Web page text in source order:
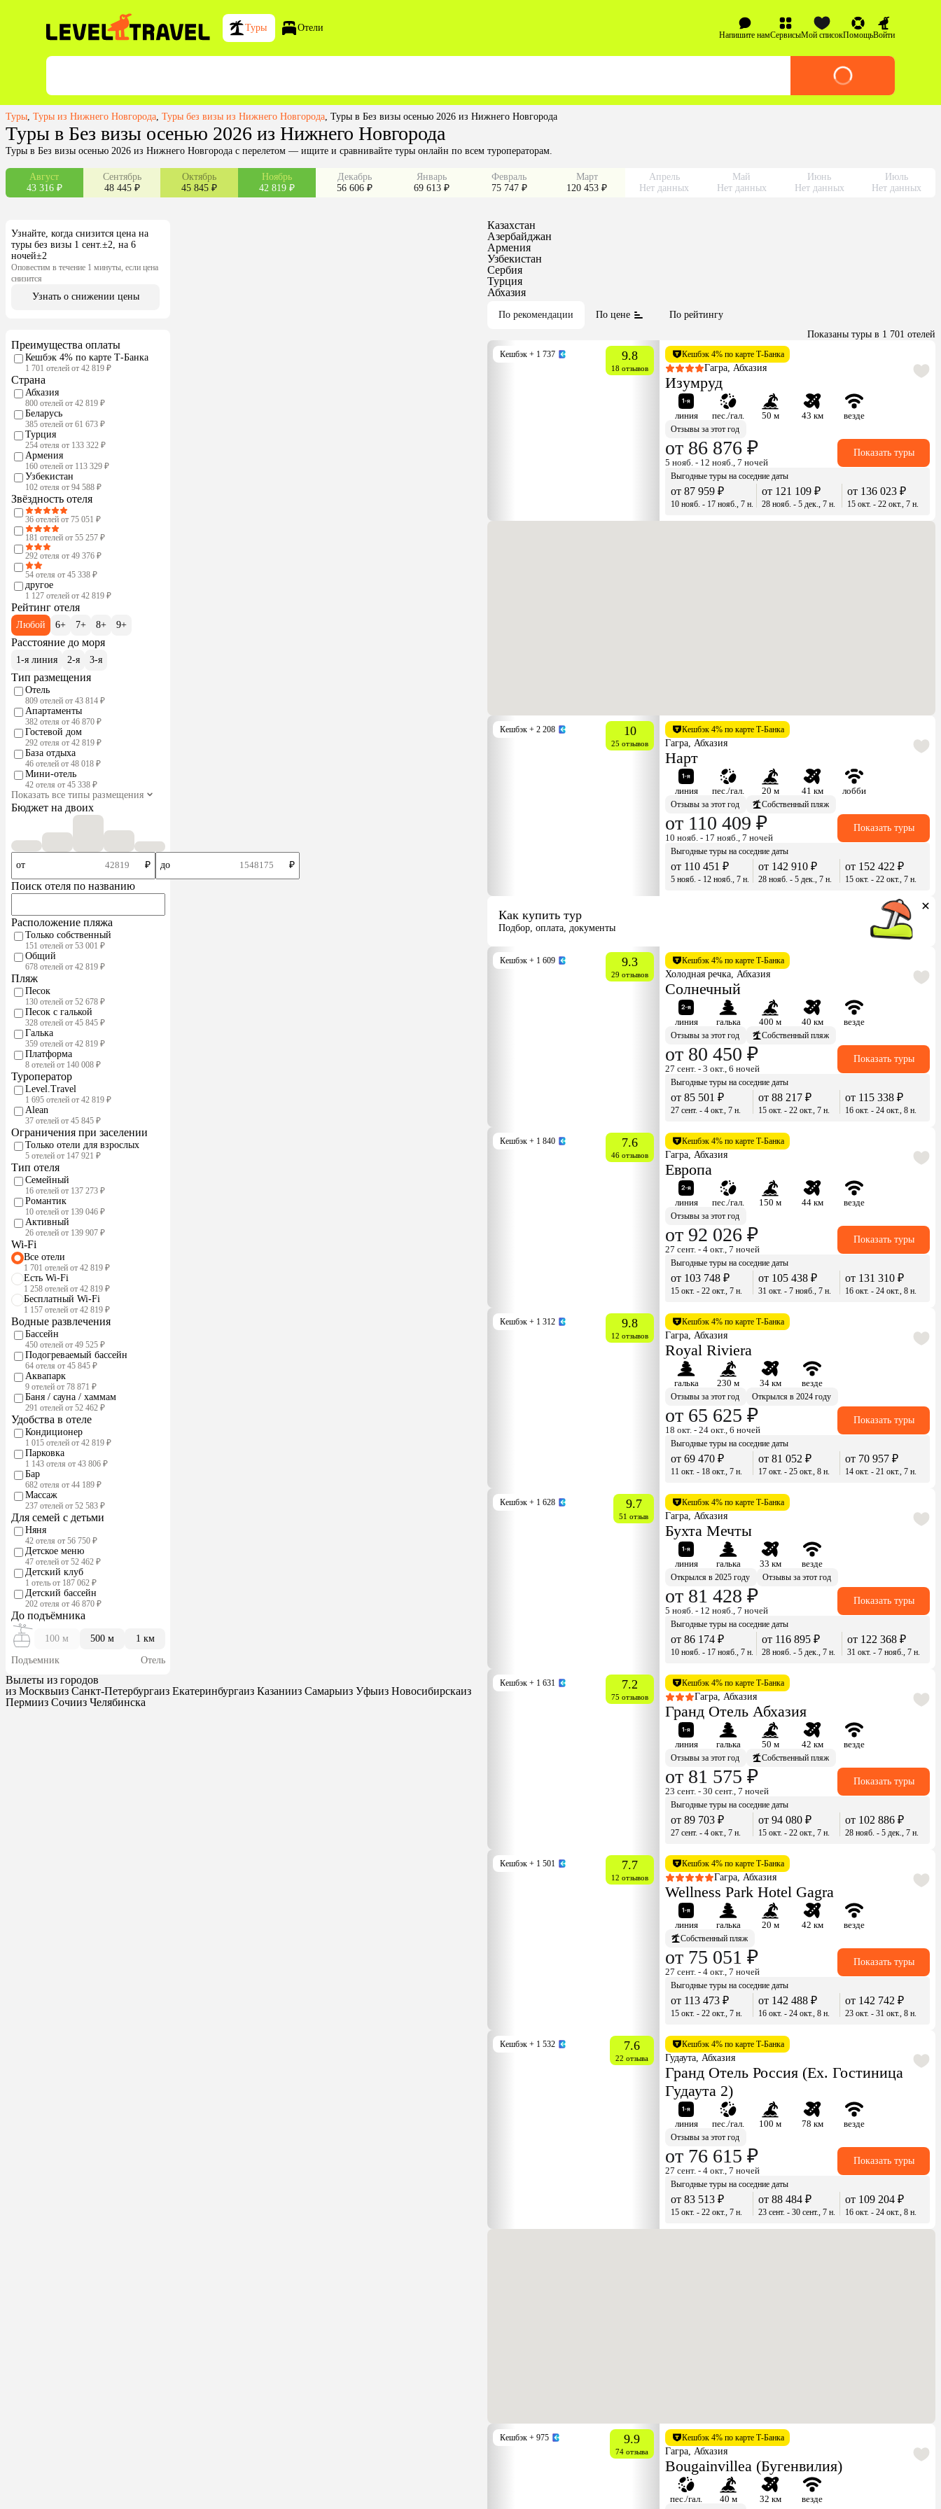
Туры Отели
Напишите намСервисыМой списокПомощьВойти
Туры Туры из Нижнего Новгорода Туры без визы из Нижнего Новгорода Туры в Без визы осенью 2026 из Нижнего Новгорода
Туры в Без визы осенью 2026 из Нижнего Новгорода
Туры в Без визы осенью 2026 из Нижнего Новгорода с перелетом — ищите и сравнивайте туры онлайн по всем туроператорам.
Август
43 316 ₽
Сентябрь
48 445 ₽
Октябрь
45 845 ₽
Ноябрь
42 819 ₽
Декабрь
56 606 ₽
Январь
69 613 ₽
Февраль
75 747 ₽
Март
120 453 ₽
Апрель
Нет данных
Май
Нет данных
Июнь
Нет данных
Июль
Нет данных
Узнайте, когда снизится цена на
туры без визы 1 сент.±2, на 6
ночей±2
Оповестим в течение 1 минуты, если цена
снизится
Узнать о снижении цены
Преимущества оплаты
Кешбэк 4% по карте Т-Банка
1 701 отелей от 42 819 ₽
Страна
Абхазия
800 отелей от 42 819 ₽
Беларусь
385 отелей от 61 673 ₽
Турция
254 отеля от 133 322 ₽
Армения
160 отелей от 113 329 ₽
Узбекистан
102 отеля от 94 588 ₽
Звёздность отеля
36 отелей от 75 051 ₽
181 отелей от 55 257 ₽
292 отеля от 49 376 ₽
54 отеля от 45 338 ₽
другое
1 127 отелей от 42 819 ₽
Рейтинг отеля
Любой 6+ 7+ 8+ 9+
Расстояние до моря
1-я линия 2-я 3-я
Тип размещения
Отель
809 отелей от 43 814 ₽
Апартаменты
382 отеля от 46 870 ₽
Гостевой дом
292 отеля от 42 819 ₽
База отдыха
46 отелей от 48 018 ₽
Мини-отель
42 отеля от 45 338 ₽
Показать все типы размещения
Бюджет на двоих
от ₽ до ₽
Поиск отеля по названию
Расположение пляжа
Только собственный
151 отелей от 53 001 ₽
Общий
678 отелей от 42 819 ₽
Пляж
Песок
130 отелей от 52 678 ₽
Песок с галькой
328 отелей от 45 845 ₽
Галька
359 отелей от 42 819 ₽
Платформа
8 отелей от 140 008 ₽
Туроператор
Level.Travel
1 695 отелей от 42 819 ₽
Alean
37 отелей от 45 845 ₽
Ограничения при заселении
Только отели для взрослых
5 отелей от 147 921 ₽
Тип отеля
Семейный
16 отелей от 137 273 ₽
Романтик
10 отелей от 139 046 ₽
Активный
26 отелей от 139 907 ₽
Wi-Fi
Все отели
1 701 отелей от 42 819 ₽
Есть Wi-Fi
1 258 отелей от 42 819 ₽
Бесплатный Wi-Fi
1 157 отелей от 42 819 ₽
Водные развлечения
Бассейн
450 отелей от 49 525 ₽
Подогреваемый бассейн
64 отеля от 45 845 ₽
Аквапарк
9 отелей от 78 871 ₽
Баня / сауна / хаммам
291 отелей от 52 462 ₽
Удобства в отеле
Кондиционер
1 015 отелей от 42 819 ₽
Парковка
1 143 отеля от 43 806 ₽
Бар
682 отеля от 44 189 ₽
Массаж
237 отелей от 52 583 ₽
Для семей с детьми
Няня
42 отеля от 56 750 ₽
Детское меню
47 отелей от 52 462 ₽
Детский клуб
1 отель от 187 062 ₽
Детский бассейн
202 отеля от 46 870 ₽
До подъёмника
100 м 500 м 1 км
Подъемник Отель
Вылеты из городов
из Москвыиз Санкт-Петербургаиз Екатеринбургаиз Казанииз Самарыиз Уфыиз Новосибирскаиз
Пермииз Сочииз Челябинска
Казахстан
Азербайджан
Армения
Узбекистан
Сербия
Турция
Абхазия
По рекомендации По цене
По рейтингу
Показаны туры в 1 701 отелей
Кешбэк + 1 737 9.8
18 отзывов
Кешбэк 4% по карте Т-Банка
Гагра, Абхазия
Изумруд
линия пес./гал. 50 м 43 км
везде
Отзывы за этот год
от 86 876 ₽
5 нояб. - 12 нояб., 7 ночей
Показать туры
Выгодные туры на соседние даты
от 87 959 ₽
10 нояб. - 17 нояб., 7 н.
от 121 109 ₽
28 нояб. - 5 дек., 7 н.
от 136 023 ₽
15 окт. - 22 окт., 7 н.
Кешбэк + 2 208 10
25 отзывов
Кешбэк 4% по карте Т-Банка
Гагра, Абхазия
Нарт
линия пес./гал. 20 м 41 км
лобби
Отзывы за этот год
Собственный пляж
от 110 409 ₽
10 нояб. - 17 нояб., 7 ночей
Показать туры
Выгодные туры на соседние даты
от 110 451 ₽
5 нояб. - 12 нояб., 7 н.
от 142 910 ₽
28 нояб. - 5 дек., 7 н.
от 152 422 ₽
15 окт. - 22 окт., 7 н.
Как купить тур
Подбор, оплата, документы
Кешбэк + 1 609 9.3
29 отзывов
Кешбэк 4% по карте Т-Банка
Холодная речка, Абхазия
Солнечный
линия галька 400 м 40 км
везде
Отзывы за этот год
Собственный пляж
от 80 450 ₽
27 сент. - 3 окт., 6 ночей
Показать туры
Выгодные туры на соседние даты
от 85 501 ₽
27 сент. - 4 окт., 7 н.
от 88 217 ₽
15 окт. - 22 окт., 7 н.
от 115 338 ₽
16 окт. - 24 окт., 8 н.
Кешбэк + 1 840 7.6
46 отзывов
Кешбэк 4% по карте Т-Банка
Гагра, Абхазия
Европа
линия пес./гал. 150 м 44 км
везде
Отзывы за этот год
от 92 026 ₽
27 сент. - 4 окт., 7 ночей
Показать туры
Выгодные туры на соседние даты
от 103 748 ₽
15 окт. - 22 окт., 7 н.
от 105 438 ₽
31 окт. - 7 нояб., 7 н.
от 131 310 ₽
16 окт. - 24 окт., 8 н.
Кешбэк + 1 312 9.8
12 отзывов
Кешбэк 4% по карте Т-Банка
Гагра, Абхазия
Royal Riviera
галька 230 м 34 км
везде
Отзывы за этот год
Открылся в 2024 году
от 65 625 ₽
18 окт. - 24 окт., 6 ночей
Показать туры
Выгодные туры на соседние даты
от 69 470 ₽
11 окт. - 18 окт., 7 н.
от 81 052 ₽
17 окт. - 25 окт., 8 н.
от 70 957 ₽
14 окт. - 21 окт., 7 н.
Кешбэк + 1 628 9.7
51 отзыв
Кешбэк 4% по карте Т-Банка
Гагра, Абхазия
Бухта Мечты
линия галька 33 км
везде
Открылся в 2025 году
Отзывы за этот год
от 81 428 ₽
5 нояб. - 12 нояб., 7 ночей
Показать туры
Выгодные туры на соседние даты
от 86 174 ₽
10 нояб. - 17 нояб., 7 н.
от 116 895 ₽
28 нояб. - 5 дек., 7 н.
от 122 368 ₽
31 окт. - 7 нояб., 7 н.
Кешбэк + 1 631 7.2
75 отзывов
Кешбэк 4% по карте Т-Банка
Гагра, Абхазия
Гранд Отель Абхазия
линия галька 50 м 42 км
везде
Отзывы за этот год
Собственный пляж
от 81 575 ₽
23 сент. - 30 сент., 7 ночей
Показать туры
Выгодные туры на соседние даты
от 89 703 ₽
27 сент. - 4 окт., 7 н.
от 94 080 ₽
15 окт. - 22 окт., 7 н.
от 102 886 ₽
28 нояб. - 5 дек., 7 н.
Кешбэк + 1 501 7.7
12 отзывов
Кешбэк 4% по карте Т-Банка
Гагра, Абхазия
Wellness Park Hotel Gagra
линия галька 20 м 42 км
везде
Собственный пляж
от 75 051 ₽
27 сент. - 4 окт., 7 ночей
Показать туры
Выгодные туры на соседние даты
от 113 473 ₽
15 окт. - 22 окт., 7 н.
от 142 488 ₽
16 окт. - 24 окт., 8 н.
от 142 742 ₽
23 окт. - 31 окт., 8 н.
Кешбэк + 1 532 7.6
22 отзыва
Кешбэк 4% по карте Т-Банка
Гудаута, Абхазия
Гранд Отель Россия (Ex. Гостиница
Гудаута 2)
линия пес./гал. 100 м 78 км
везде
Отзывы за этот год
от 76 615 ₽
27 сент. - 4 окт., 7 ночей
Показать туры
Выгодные туры на соседние даты
от 83 513 ₽
15 окт. - 22 окт., 7 н.
от 88 484 ₽
23 сент. - 30 сент., 7 н.
от 109 204 ₽
16 окт. - 24 окт., 8 н.
Кешбэк + 975 9.9
74 отзыва
Кешбэк 4% по карте Т-Банка
Гагра, Абхазия
Bougainvillea (Бугенвилия)
пес./гал. 40 м 32 км
везде